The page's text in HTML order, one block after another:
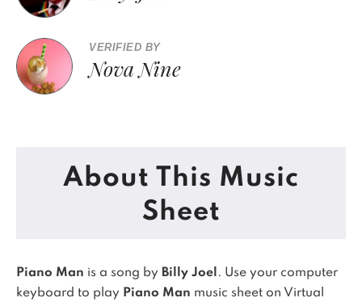
VERIFIED BY
Nova Nine
About This Music
Sheet
Piano Man is a song by Billy Joel . Use your computer
keyboard to play Piano Man music sheet on Virtual